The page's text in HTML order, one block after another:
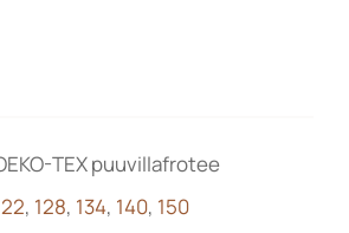
TEX puuvillafrotee
, 128, 134, 140, 150